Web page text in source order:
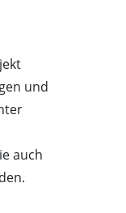
und
auch